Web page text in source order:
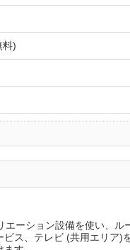
料)
ーション設備を使い、
ス、テレビ (共用エリア